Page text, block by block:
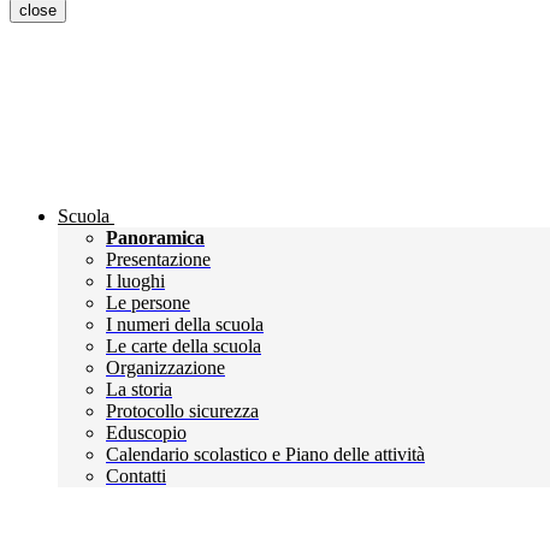
close
Scuola
Panoramica
Presentazione
I luoghi
Le persone
I numeri della scuola
Le carte della scuola
Organizzazione
La storia
Protocollo sicurezza
Eduscopio
Calendario scolastico e Piano delle attività
Contatti